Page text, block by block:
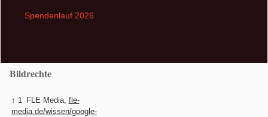
Spendenlauf 2026
Bildrechte
↑ 1 FLE Media, fle-
media.de/wissen/google-